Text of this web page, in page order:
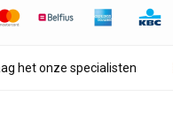
het onze specialisten